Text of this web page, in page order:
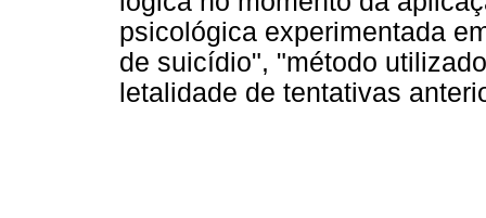
psicológica experimentada
de suicídio", "método
letalidade de tentativas